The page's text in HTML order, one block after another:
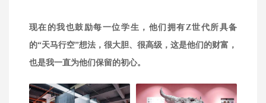
现在的我也鼓励每一位学生，他们拥有Z世代所具备
的“天马行空”想法，很大胆、很高级，这是他们的财富，
也是我一直为他们保留的初心。